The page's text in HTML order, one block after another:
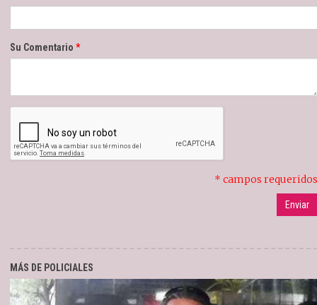
Su Comentario
* campos requeridos
MÁS DE POLICIALES